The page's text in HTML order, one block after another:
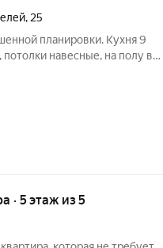
, 25
планировки. Кухня 9
навесные, на полу в
окна ПВХ, 2 лоджии
· 5 этаж из 5